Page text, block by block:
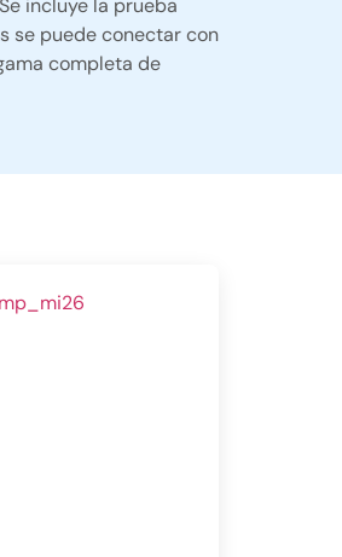
incluye la prueba
se puede conectar con
completa de